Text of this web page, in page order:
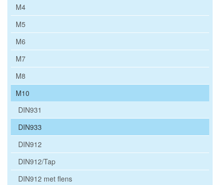
M4
M5
M6
M7
M8
M10
DIN931
DIN933
DIN912
DIN912/Tap
DIN912 met flens